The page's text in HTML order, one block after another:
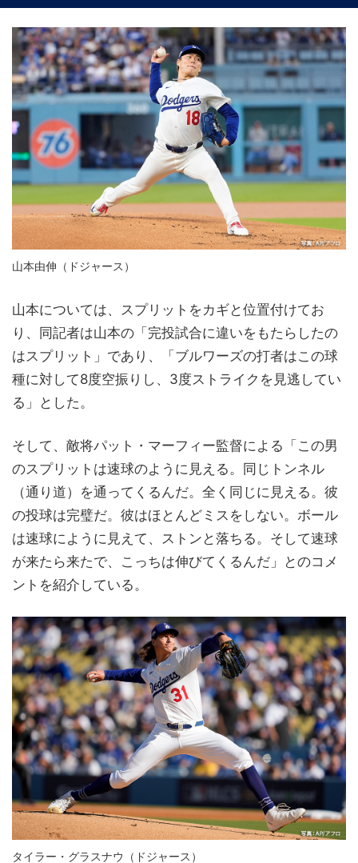
山本由伸（ドジャース）
山本については、スプリットをカギと位置付けてお
り、同記者は山本の「完投試合に違いをもたらしたの
はスプリット」であり、「ブルワーズの打者はこの球
種に対して8度空振りし、3度ストライクを見逃してい
る」とした。
そして、敵将パット・マーフィー監督による「この男
のスプリットは速球のように見える。同じトンネル
（通り道）を通ってくるんだ。全く同じに見える。彼
の投球は完璧だ。彼はほとんどミスをしない。ボール
は速球にように見えて、ストンと落ちる。そして速球
が来たら来たで、こっちは伸びてくるんだ」とのコメ
ントを紹介している。
タイラー・グラスナウ（ドジャース）